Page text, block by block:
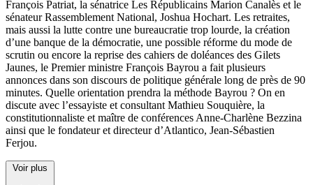
François Patriat, la sénatrice Les Républicains Marion Canalès et le
sénateur Rassemblement National, Joshua Hochart. Les retraites,
mais aussi la lutte contre une bureaucratie trop lourde, la création
d’une banque de la démocratie, une possible réforme du mode de
scrutin ou encore la reprise des cahiers de doléances des Gilets
Jaunes, le Premier ministre François Bayrou a fait plusieurs
annonces dans son discours de politique générale long de près de 90
minutes. Quelle orientation prendra la méthode Bayrou ? On en
discute avec l’essayiste et consultant Mathieu Souquière, la
constitutionnaliste et maître de conférences Anne-Charlène Bezzina
ainsi que le fondateur et directeur d’Atlantico, Jean-Sébastien
Ferjou.
Voir plus